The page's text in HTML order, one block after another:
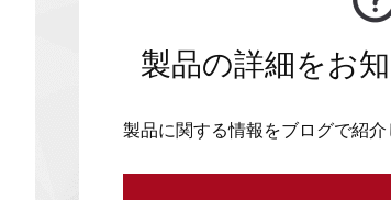
製品の詳細をお
製品に関する情報をブログで紹介